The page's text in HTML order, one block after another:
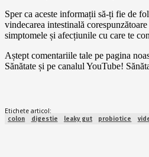
Sper ca aceste informații să-ți fie de
vindecarea intestinală
simptomele și afecțiunile cu care te
Aștept comentariile tale pe pagina
Sănătate și pe canalul YouTube!
Etichete articol:
colon digestie leaky gut probiotice